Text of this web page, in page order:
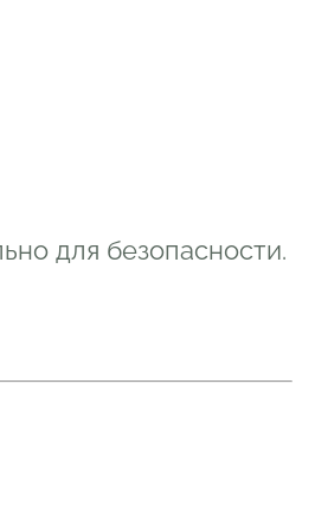
для безопасности.